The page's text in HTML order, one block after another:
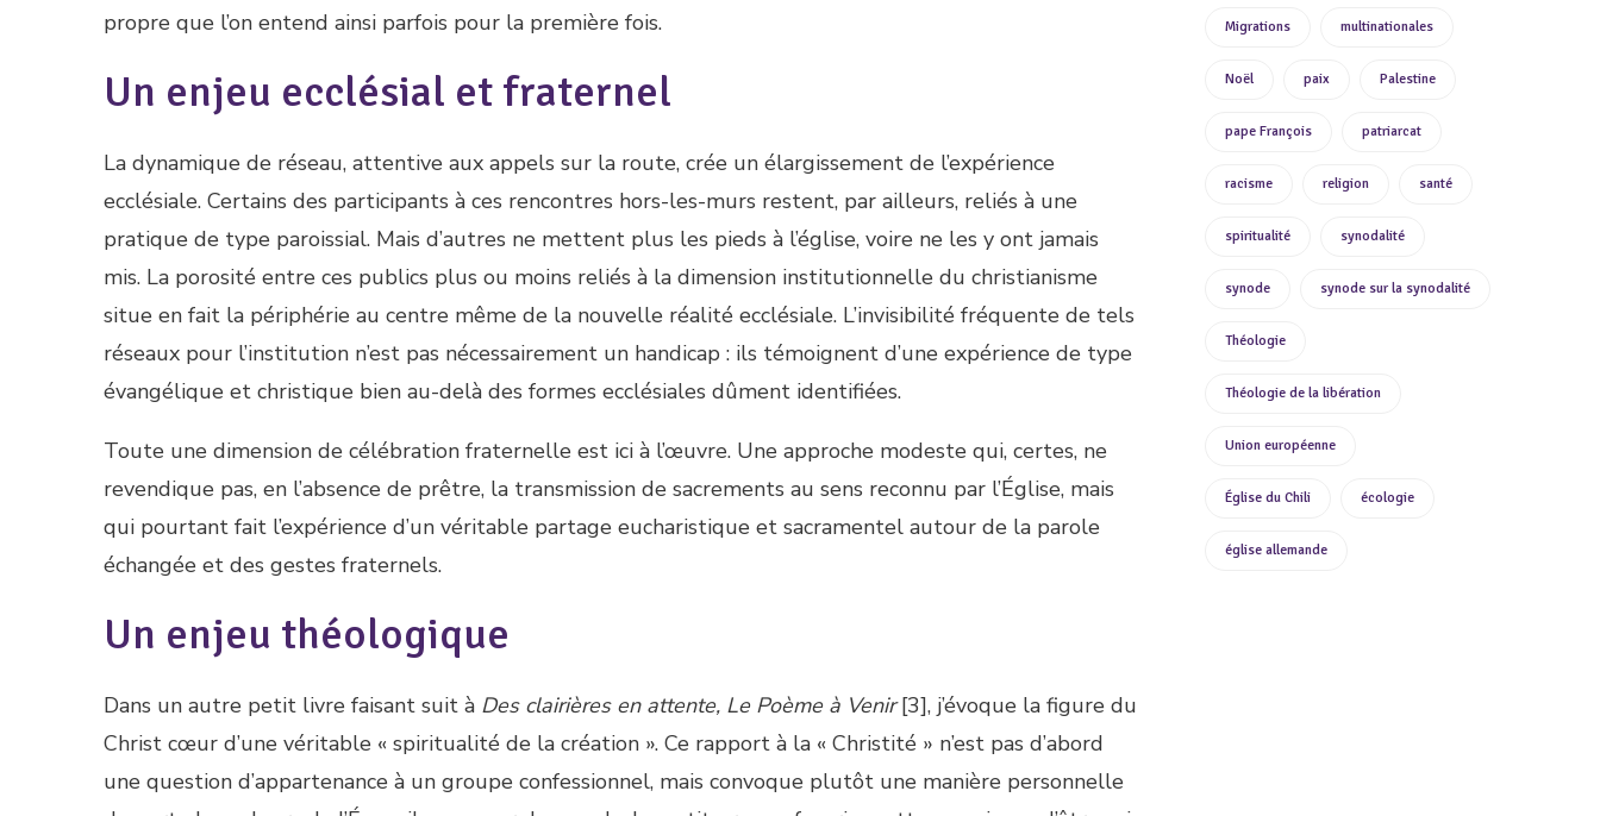
propre que l’on entend ainsi parfois pour la première fois.
Un enjeu ecclésial et fraternel
La dynamique de réseau, attentive aux appels sur la route, crée un élargissement de l’expérience
ecclésiale. Certains des participants à ces rencontres hors-les-murs restent, par ailleurs, reliés à une
pratique de type paroissial. Mais d’autres ne mettent plus les pieds à l’église, voire ne les y ont jamais
mis. La porosité entre ces publics plus ou moins reliés à la dimension institutionnelle du christianisme
situe en fait la périphérie au centre même de la nouvelle réalité ecclésiale. L’invisibilité fréquente de tels
réseaux pour l’institution n’est pas nécessairement un handicap : ils témoignent d’une expérience de type
évangélique et christique bien au-delà des formes ecclésiales dûment identifiées.
Toute une dimension de célébration fraternelle est ici à l’œuvre. Une approche modeste qui, certes, ne
revendique pas, en l’absence de prêtre, la transmission de sacrements au sens reconnu par l’Église, mais
qui pourtant fait l’expérience d’un véritable partage eucharistique et sacramentel autour de la parole
échangée et des gestes fraternels.
Un enjeu théologique
Dans un autre petit livre faisant suit à Des clairières en attente, Le Poème à Venir[3], j’évoque la figure du
Christ cœur d’une véritable « spiritualité de la création ». Ce rapport à la « Christité » n’est pas d’abord
une question d’appartenance à un groupe confessionnel, mais convoque plutôt une manière personnelle
Migrations multinationales
Noël paix Palestine
pape François patriarcat
racisme religion santé
spiritualité synodalité
synode synode sur la synodalité
Théologie
Théologie de la libération
Union européenne
Église du Chili écologie
église allemande